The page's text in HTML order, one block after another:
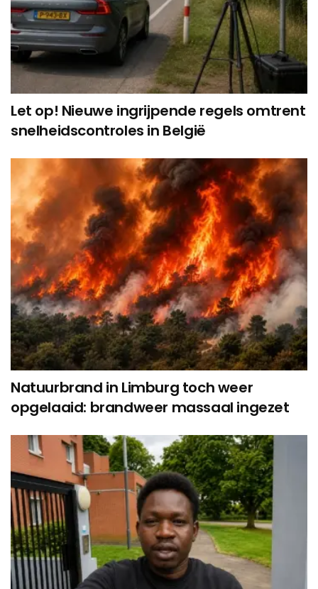
Let op! Nieuwe ingrijpende regels omtrent
snelheidscontroles in België
Natuurbrand in Limburg toch weer
opgelaaid: brandweer massaal ingezet